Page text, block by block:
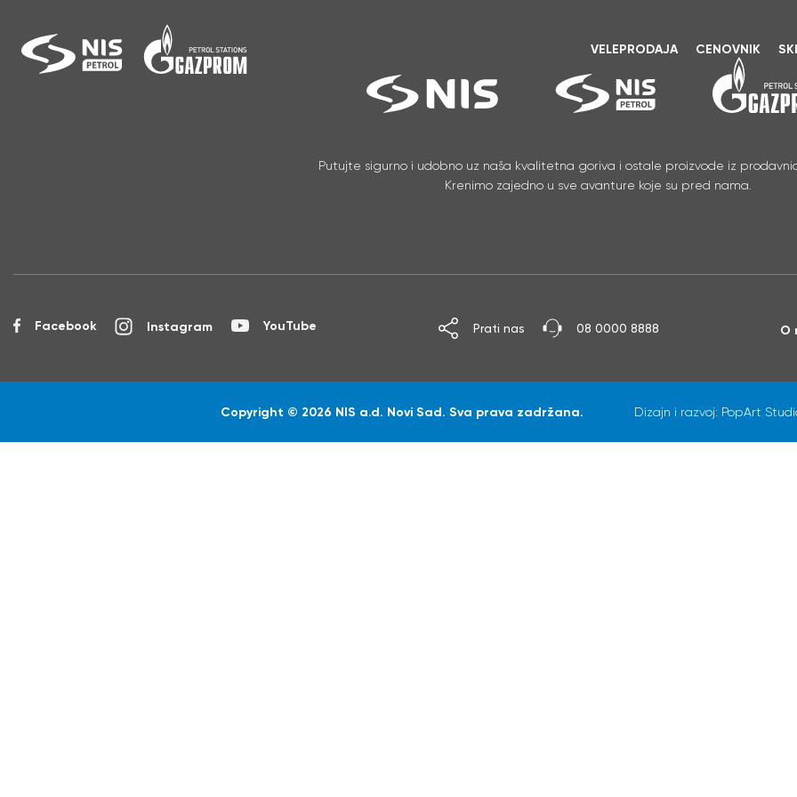
VELEPRODAJA CENOVNIK
content
Putujte sigurno i udobno uz naša kvalitetna goriva i ostale proizvode iz
Krenimo zajedno u sve avanture koje su pred nama.
Facebook Instagram YouTube Prati nas 08 0000 8888 O
Copyright © 2026 NIS a.d. Novi Sad. Sva prava zadržana. Dizajn i razvoj: PopArt